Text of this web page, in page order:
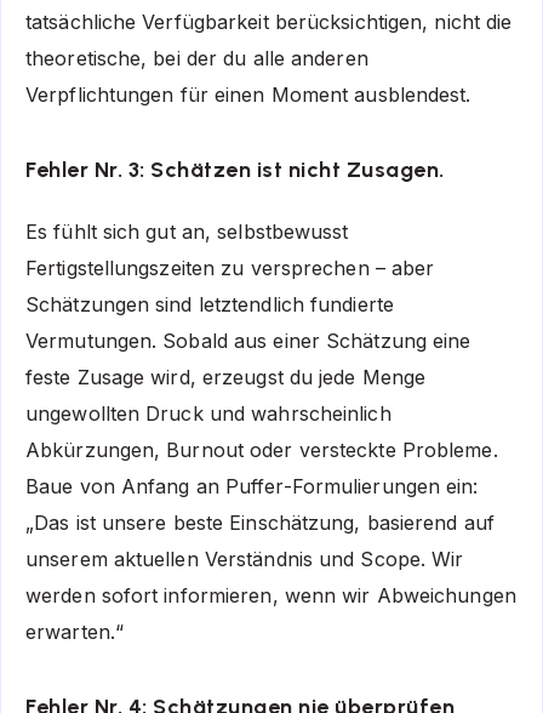
tatsächliche Verfügbarkeit berücksichtigen, nicht die
theoretische, bei der du alle anderen
Verpflichtungen für einen Moment ausblendest.
Fehler Nr. 3: Schätzen ist nicht Zusagen.
Es fühlt sich gut an, selbstbewusst
Fertigstellungszeiten zu versprechen – aber
Schätzungen sind letztendlich fundierte
Vermutungen. Sobald aus einer Schätzung eine
feste Zusage wird, erzeugst du jede Menge
ungewollten Druck und wahrscheinlich
Abkürzungen, Burnout oder versteckte Probleme.
Baue von Anfang an Puffer-Formulierungen ein:
„Das ist unsere beste Einschätzung, basierend auf
unserem aktuellen Verständnis und Scope. Wir
werden sofort informieren, wenn wir Abweichungen
erwarten.“
Fehler Nr. 4: Schätzungen nie überprüfen